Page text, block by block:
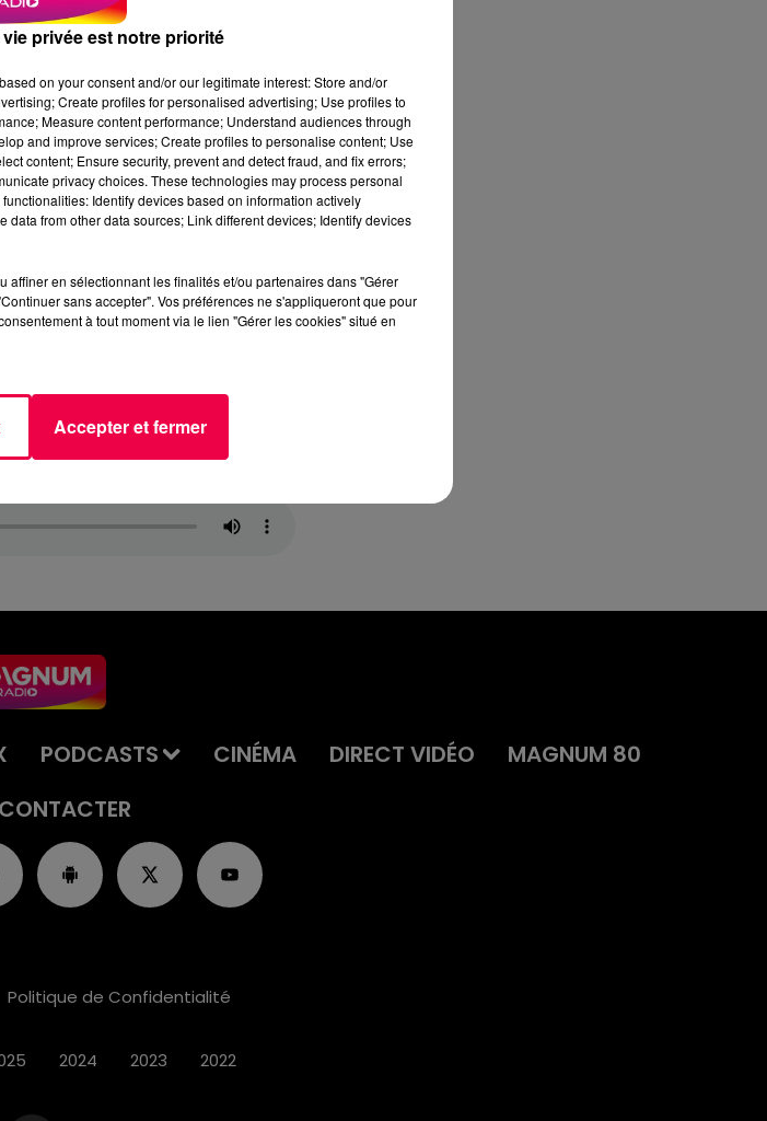
PODCASTS CINÉMA DIRECT VIDÉO
MAGNUM 80
Politique de Confidentialité
2024 2023 2022
privée est notre priorité
on your consent and/or our legitimate interest: Store and/or
Create profiles for personalised advertising; Use profiles to
Measure content performance; Understand audiences through
and improve services; Create profiles to personalise content; Use
content; Ensure security, prevent and detect fraud, and fix errors;
privacy choices. These technologies may process personal
Identify devices based on information actively
from other data sources; Link different devices; Identify devices
affiner en sélectionnant les finalités et/ou partenaires dans "Gérer
sans accepter". Vos préférences ne s'appliqueront que pour
à tout moment via le lien "Gérer les cookies" situé en
Accepter et fermer